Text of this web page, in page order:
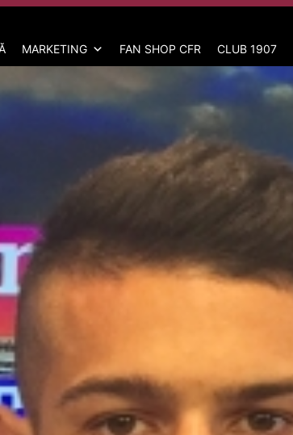
MARKETING FAN SHOP CFR CLUB 1907